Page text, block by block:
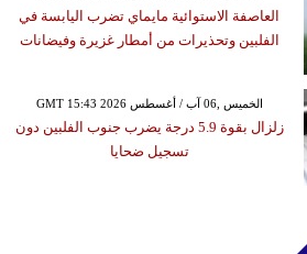
العاصفة الاستوائية مايماي تضرب اليابسة في
الفلبين وتحذيرات من أمطار غزيرة وفيضانات
GMT 15:43 2026 الخميس ,06 آب / أغسطس
زلزال بقوة 5.9 درجة يضرب جنوب الفلبين دون
تسجيل ضحايا